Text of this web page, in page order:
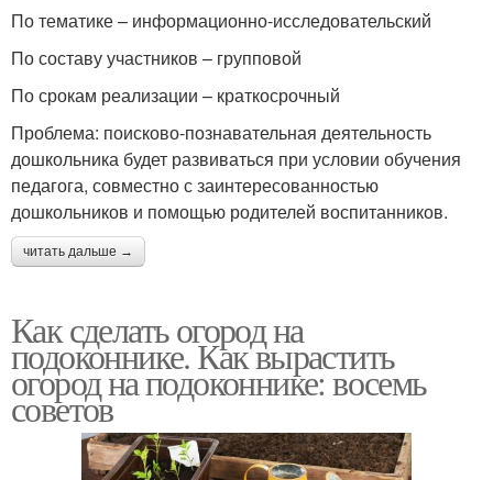
По тематике – информационно-исследовательский
По составу участников – групповой
По срокам реализации – краткосрочный
Проблема: поисково-познавательная деятельность
дошкольника будет развиваться при условии обучения
педагога, совместно с заинтересованностью
дошкольников и помощью родителей воспитанников.
читать дальше →
Как сделать огород на
подоконнике. Как вырастить
огород на подоконнике: восемь
советов